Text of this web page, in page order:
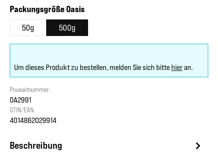
Packungsgröße Oasisauswählen
50g 500g
Um dieses Produkt zu bestellen, melden Sie sich bitte hieran.
Produktnummer:
OA2991
GTIN/EAN:
4014862029914
Beschreibung